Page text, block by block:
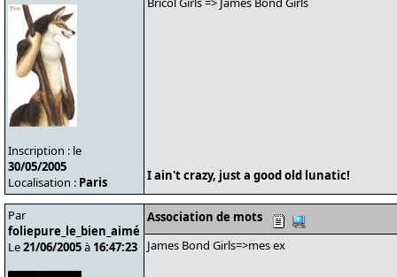
Inscription : le
30/05/2005
Localisation : Paris I ain't crazy, just a good old lunatic!
Par
foliepure_le_bien_aimé
Le21/06/2005à 16:47:23
Association de mots
James Bond Girls=>mes ex